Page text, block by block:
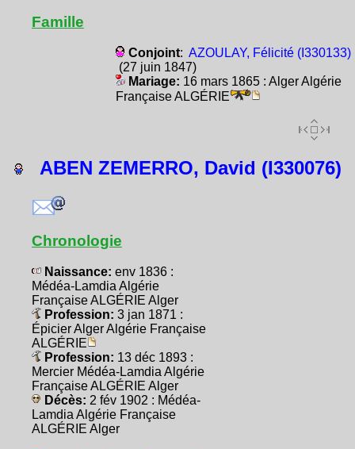
Famille
Conjoint: AZOULAY, Félicité (I330133)
(27 juin 1847)
Mariage: 16 mars 1865 : Alger Algérie
Française ALGÉRIE
ABEN ZEMERRO, David (I330076)
Chronologie
Naissance: env 1836 :
Médéa-Lamdia Algérie
Française ALGÉRIE Alger
Profession: 3 jan 1871 :
Épicier Alger Algérie Française
ALGÉRIE
Profession: 13 déc 1893 :
Mercier Médéa-Lamdia Algérie
Française ALGÉRIE Alger
Décès: 2 fév 1902 : Médéa-
Lamdia Algérie Française
ALGÉRIE Alger